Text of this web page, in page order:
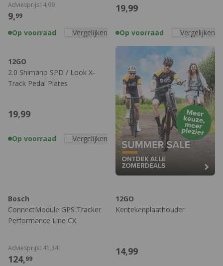
9,99
Adviesprijs14,99
Op voorraad Vergelijken
19,99
Op voorraad Vergelijken
12GO
2.0 Shimano SPD / Look X-
Track Pedal Plates
19,99
Op voorraad Vergelijken
Bosch
ConnectModule GPS Tracker
Performance Line CX
124,99
Adviesprijs141,34
12GO
Kentekenplaathouder
14,99